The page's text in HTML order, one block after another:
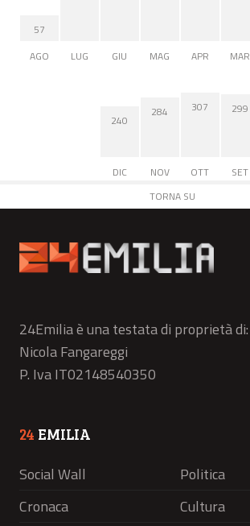
57
AGO
LUG GIU MAG APR MAR
240
DIC
284
NOV
307
OTT
299
SET
TORNA SU
24Emilia è una testata di proprietà di:
Nicola Fangareggi
P. Iva IT02148540350
24 EMILIA
Social Wall
Politica
Cronaca
Cultura